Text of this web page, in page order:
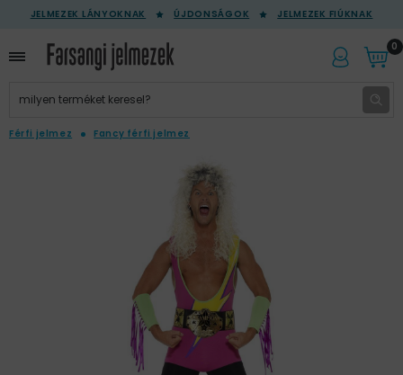
JELMEZEK LÁNYOKNAK ÚJDONSÁGOK JELMEZEK FIÚKNAK
0
Férfi jelmez Fancy férfi jelmez